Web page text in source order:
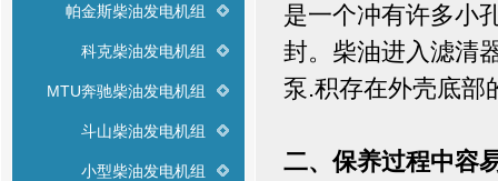
帕金斯柴油发电机组
科克柴油发电机组
MTU奔驰柴油发电机组
斗山柴油发电机组
小型柴油发电机组
是一个冲有许多小
封。柴油进入滤清
泵.积存在外壳底部
二、保养过程中容